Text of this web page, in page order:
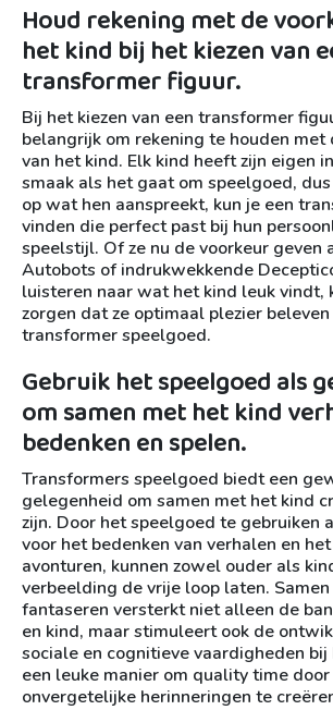
Houd rekening met de
het kind bij het kiezen van
transformer figuur.
Bij het kiezen van een transformer
belangrijk om rekening te houden met
van het kind. Elk kind heeft zijn eigen
smaak als het gaat om speelgoed,
op wat hen aanspreekt, kun je een
vinden die perfect past bij hun
speelstijl. Of ze nu de voorkeur geven
Autobots of indrukwekkende
luisteren naar wat het kind leuk vindt,
zorgen dat ze optimaal plezier beleven
transformer speelgoed.
Gebruik het speelgoed als
om samen met het kind
bedenken en spelen.
Transformers speelgoed biedt een
gelegenheid om samen met het kind
zijn. Door het speelgoed te gebruiken
voor het bedenken van verhalen en
avonturen, kunnen zowel ouder als
verbeelding de vrije loop laten.
fantaseren versterkt niet alleen de
en kind, maar stimuleert ook de
sociale en cognitieve vaardigheden
een leuke manier om quality time
onvergetelijke herinneringen te